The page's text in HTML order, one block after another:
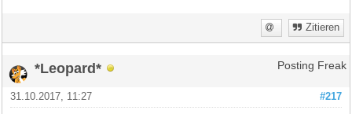
Zitieren
*Leopard* Posting Freak
#217
31.10.2017, 11:27